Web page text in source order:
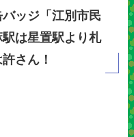
ッジ「江別市民
は星置駅より札
さん！